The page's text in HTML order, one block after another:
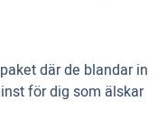
där de blandar in
för dig som älskar